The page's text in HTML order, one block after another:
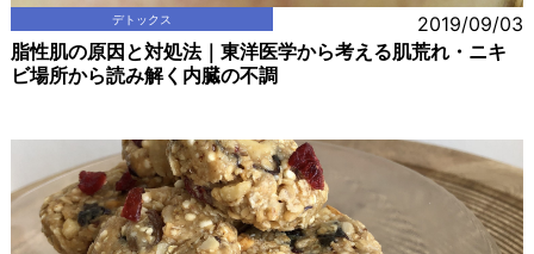
デトックス 2019/09/03
脂性肌の原因と対処法｜東洋医学から考える肌荒れ・ニキ
ビ場所から読み解く内臓の不調